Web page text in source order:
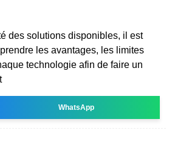
des solutions disponibles, il est
les avantages, les limites
technologie afin de faire un
WhatsApp